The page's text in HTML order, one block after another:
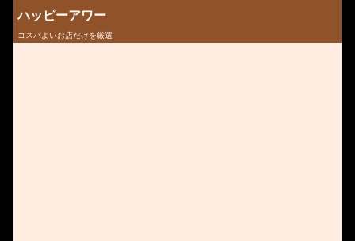
ハッピーアワー
コスパよいお店だけを厳選